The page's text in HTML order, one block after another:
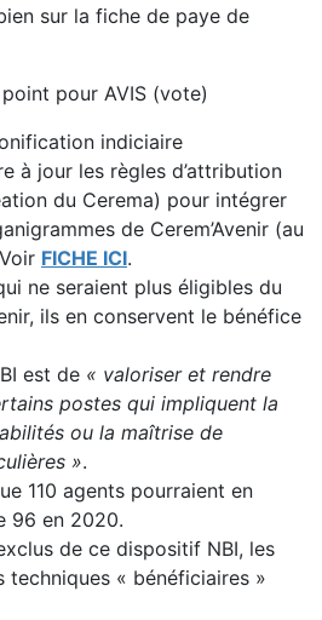
sur la fiche de paye de
pour AVIS (vote)
indiciaire
à jour les règles d’attribution
du Cerema) pour intégrer
de Cerem’Avenir (au
FICHE ICI.
ne seraient plus éligibles du
ils en conservent le bénéfice
est de « valoriser et rendre
postes qui impliquent la
ou la maîtrise de
».
110 agents pourraient en
96 en 2020.
de ce dispositif NBI, les
techniques « bénéficiaires »